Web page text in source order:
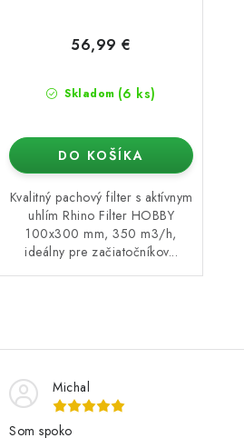
Skladom (6 ks)
56,99 €
DO KOŠÍKA
Kvalitný pachový filter s aktívnym
uhlím Rhino Filter HOBBY
100x300 mm, 350 m3/h,
ideálny pre začiatočníkov...
v
l
á
d
Michal
Som spoko